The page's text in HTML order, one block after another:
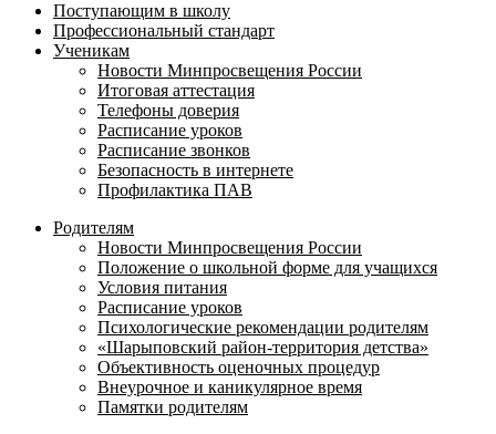
Поступающим в школу
Профессиональный стандарт
Ученикам
Новости Минпросвещения России
Итоговая аттестация
Телефоны доверия
Расписание уроков
Расписание звонков
Безопасность в интернете
Профилактика ПАВ
Родителям
Новости Минпросвещения России
Положение о школьной форме для учащихся
Условия питания
Расписание уроков
Психологические рекомендации родителям
«Шарыповский район-территория детства»
Объективность оценочных процедур
Внеурочное и каникулярное время
Памятки родителям